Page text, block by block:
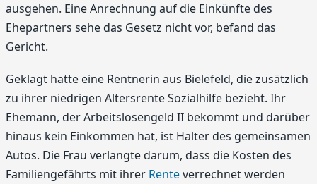
ausgehen. Eine Anrechnung auf die Einkünfte des
Ehepartners sehe das Gesetz nicht vor, befand das
Gericht.
Geklagt hatte eine Rentnerin aus Bielefeld, die zusätzlich
zu ihrer niedrigen Altersrente Sozialhilfe bezieht. Ihr
Ehemann, der Arbeitslosengeld II bekommt und darüber
hinaus kein Einkommen hat, ist Halter des gemeinsamen
Autos. Die Frau verlangte darum, dass die Kosten des
Familiengefährts mit ihrer Renteverrechnet werden